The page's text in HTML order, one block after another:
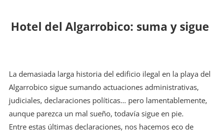
Hotel del Algarrobico: suma y sigue
La demasiada larga historia del edificio ilegal en la playa del
Algarrobico sigue sumando actuaciones administrativas,
judiciales, declaraciones políticas… pero lamentablemente,
aunque parezca un mal sueño, todavía sigue en pie.
Entre estas últimas declaraciones, nos hacemos eco de